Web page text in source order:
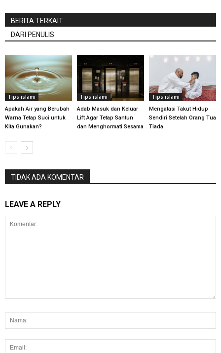
BERITA TERKAIT
DARI PENULIS
Tips islami
Apakah Air yang Berubah
Warna Tetap Suci untuk
Kita Gunakan?
Tips islami
Adab Masuk dan Keluar
Lift Agar Tetap Santun
dan Menghormati Sesama
Tips islami
Mengatasi Takut Hidup
Sendiri Setelah Orang Tua
Tiada
TIDAK ADA KOMENTAR
LEAVE A REPLY